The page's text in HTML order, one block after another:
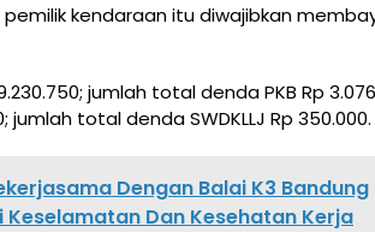
kendaraan itu diwajibkan
jumlah total denda PKB Rp
jumlah total denda SWDKLLJ Rp 350.000.
Dengan Balai K3 Bandung
Dan Kesehatan Kerja